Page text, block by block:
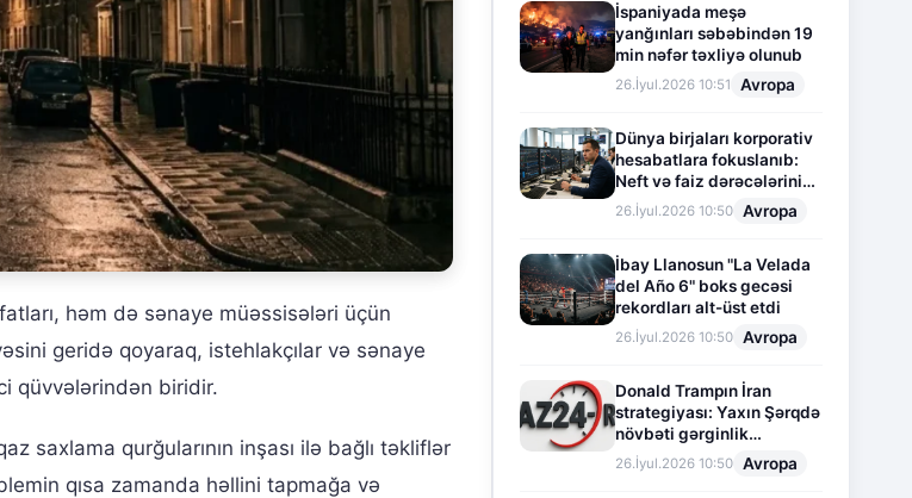
həm də sənaye müəssisələri üçün
geridə qoyaraq, istehlakçılar və sənaye
qüvvələrindən biridir.
saxlama qurğularının inşası ilə bağlı təkliflər
qısa zamanda həllini tapmağa və
İspaniyada meşə
yanğınları səbəbindən 19
min nəfər təxliyə olunub
26.İyul.2026 10:51 Avropa
Dünya birjaları korporativ
hesabatlara fokuslanıb:
Neft və faiz dərəcələrinin
təsiri altında cari vəziyyət
26.İyul.2026 10:50 Avropa
İbay Llanosun "La Velada
del Año 6" boks gecəsi
rekordları alt-üst etdi
26.İyul.2026 10:50 Avropa
Donald Trampın İran
strategiyası: Yaxın Şərqdə
növbəti gərginlik
mərhələsi
26.İyul.2026 10:50 Avropa